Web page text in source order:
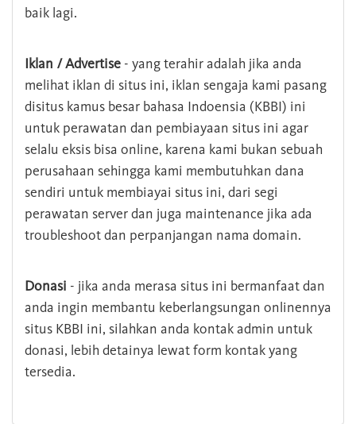
baik lagi.
Iklan / Advertise - yang terahir adalah jika anda
melihat iklan di situs ini, iklan sengaja kami pasang
disitus kamus besar bahasa Indoensia (KBBI) ini
untuk perawatan dan pembiayaan situs ini agar
selalu eksis bisa online, karena kami bukan sebuah
perusahaan sehingga kami membutuhkan dana
sendiri untuk membiayai situs ini, dari segi
perawatan server dan juga maintenance jika ada
troubleshoot dan perpanjangan nama domain.
Donasi - jika anda merasa situs ini bermanfaat dan
anda ingin membantu keberlangsungan onlinennya
situs KBBI ini, silahkan anda kontak admin untuk
donasi, lebih detainya lewat form kontak yang
tersedia.